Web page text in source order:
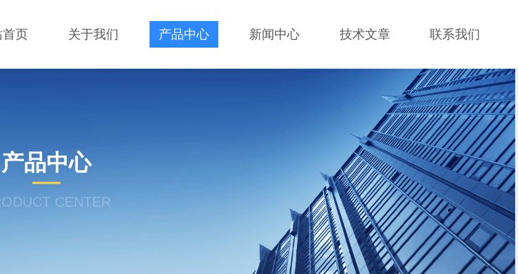
首页 关于我们 产品中心 新闻中心 技术文章 联系我们
产品中心
CENTER